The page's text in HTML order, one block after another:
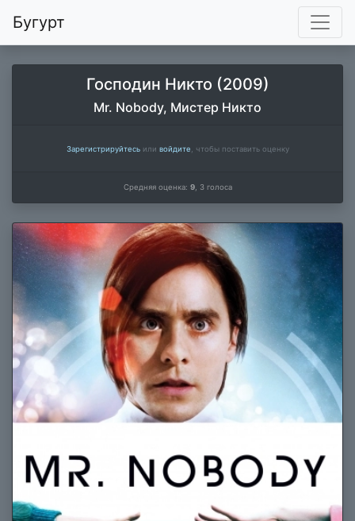
Бугурт
Господин Никто (2009)
Mr. Nobody, Мистер Никто
Зарегистрируйтесьили войдите , чтобы поставить оценку
Средняя оценка: 9, 3голоса